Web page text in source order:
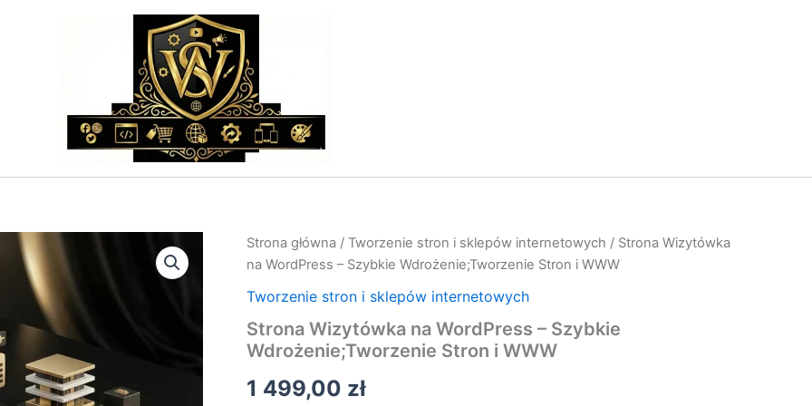
Strona główna / Tworzenie stron i sklepów internetowych / Strona Wizytówka
na WordPress – Szybkie Wdrożenie;Tworzenie Stron i WWW
Tworzenie stron i sklepów internetowych
Strona Wizytówka na WordPress – Szybkie
Wdrożenie;Tworzenie Stron i WWW
1 499,00 zł
ilość
Strona
na
-
Szybkie
Stron